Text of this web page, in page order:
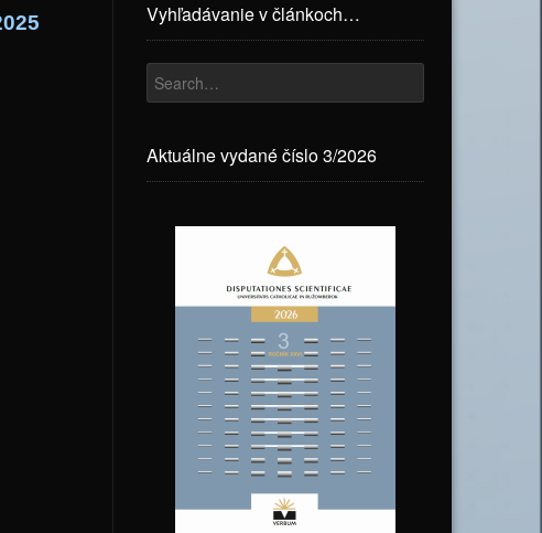
Vyhľadávanie v článkoch…
Aktuálne vydané číslo 3/2026